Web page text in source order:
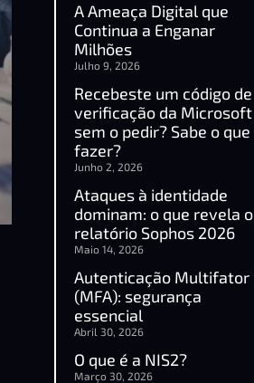
A Ameaça Digital que
Continua a Enganar
Milhões
Julho 9, 2026
Recebeste um código de
verificação da Microsoft
sem o pedir? Sabe o que
fazer?
Junho 2, 2026
Ataques à identidade
dominam: o que revela o
relatório Sophos 2026
Maio 14, 2026
Autenticação Multifator
(MFA): segurança
essencial
Abril 30, 2026
O que é a NIS2?
Março 30, 2026